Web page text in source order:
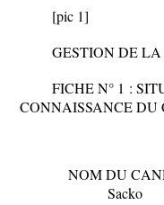
[pic 1]
GESTION DE
FICHE N° 1 :
CONNAISSANCE DU
NOM DU
Sacko